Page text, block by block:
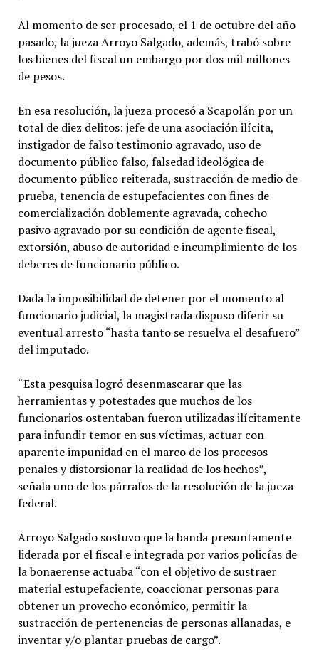
Al momento de ser procesado, el 1 de octubre del año
pasado, la jueza Arroyo Salgado, además, trabó sobre
los bienes del fiscal un embargo por dos mil millones
de pesos.
En esa resolución, la jueza procesó a Scapolán por un
total de diez delitos: jefe de una asociación ilícita,
instigador de falso testimonio agravado, uso de
documento público falso, falsedad ideológica de
documento público reiterada, sustracción de medio de
prueba, tenencia de estupefacientes con fines de
comercialización doblemente agravada, cohecho
pasivo agravado por su condición de agente fiscal,
extorsión, abuso de autoridad e incumplimiento de los
deberes de funcionario público.
Dada la imposibilidad de detener por el momento al
funcionario judicial, la magistrada dispuso diferir su
eventual arresto “hasta tanto se resuelva el desafuero”
del imputado.
“Esta pesquisa logró desenmascarar que las
herramientas y potestades que muchos de los
funcionarios ostentaban fueron utilizadas ilícitamente
para infundir temor en sus víctimas, actuar con
aparente impunidad en el marco de los procesos
penales y distorsionar la realidad de los hechos”,
señala uno de los párrafos de la resolución de la jueza
federal.
Arroyo Salgado sostuvo que la banda presuntamente
liderada por el fiscal e integrada por varios policías de
la bonaerense actuaba “con el objetivo de sustraer
material estupefaciente, coaccionar personas para
obtener un provecho económico, permitir la
sustracción de pertenencias de personas allanadas, e
inventar y/o plantar pruebas de cargo”.